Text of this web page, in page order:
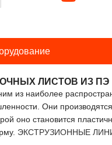
ЛИСТОВ ИЗ ПЭ
из наиболее
Они
оно становится
ЭКСТРУЗИОННЫЕ